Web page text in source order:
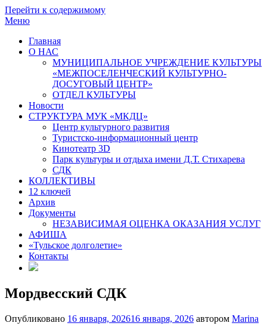
Перейти к содержимому
Меню
Главная
О НАС
МУНИЦИПАЛЬНОЕ УЧРЕЖДЕНИЕ КУЛЬТУРЫ
«МЕЖПОСЕЛЕНЧЕСКИЙ КУЛЬТУРНО-
ДОСУГОВЫЙ ЦЕНТР»
ОТДЕЛ КУЛЬТУРЫ
Новости
СТРУКТУРА МУК «МКДЦ»
Центр культурного развития
Туристско-информационный центр
Кинотеатр 3D
Парк культуры и отдыха имени Д.Т. Стихарева
СДК
КОЛЛЕКТИВЫ
12 ключей
Архив
Документы
НЕЗАВИСИМАЯ ОЦЕНКА ОКАЗАНИЯ УСЛУГ
АФИША
«Тульское долголетие»
Контакты
Мордвесский СДК
Опубликовано 16 января, 202616 января, 2026 автором Marina